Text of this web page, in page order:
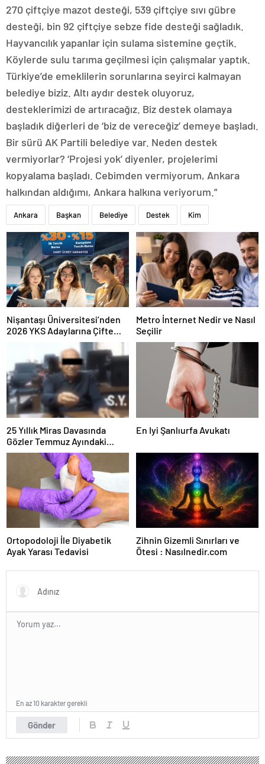
270 çiftçiye mazot desteği, 539 çiftçiye sıvı gübre
desteği, bin 92 çiftçiye sebze fide desteği sağladık.
Hayvancılık yapanlar için sulama sistemine geçtik.
Köylerde sulu tarıma geçilmesi için çalışmalar yaptık.
Türkiye’de emeklilerin sorunlarına seyirci kalmayan
belediye biziz. Altı aydır destek oluyoruz,
desteklerimizi de artıracağız. Biz destek olamaya
başladık diğerleri de ‘biz de vereceğiz’ demeye başladı.
Bir sürü AK Partili belediye var. Neden destek
vermiyorlar? ‘Projesi yok’ diyenler, projelerimi
kopyalama başladı. Cebimden vermiyorum, Ankara
halkından aldığımı, Ankara halkına veriyorum.”
Ankara Başkan Belediye Destek Kim
Nişantaşı Üniversitesi’nden
2026 YKS Adaylarına Çifte
Güvence: Sabit Ücret ve
Kesintisiz Burs
Metro İnternet Nedir ve Nasıl
Seçilir
25 Yıllık Miras Davasında
Gözler Temmuz Ayındaki
Karar Duruşmasına Çevrildi
En Iyi Şanlıurfa Avukatı
Ortopodoloji İle Diyabetik
Ayak Yarası Tedavisi
Zihnin Gizemli Sınırları ve
Ötesi : Nasılnedir.com
Gönder
En az 10 karakter gerekli